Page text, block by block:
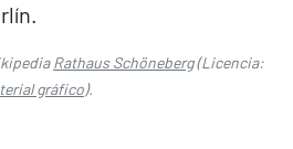
Rathaus Schöneberg(Licencia:
gráfico).